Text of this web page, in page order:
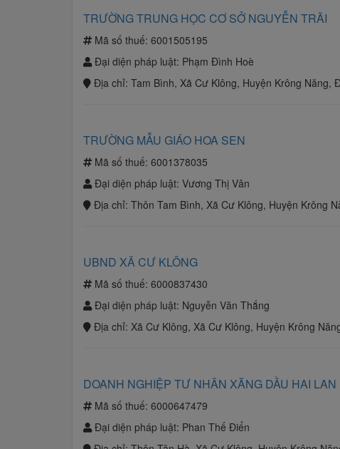
TRƯỜNG TRUNG HỌC CƠ SỞ NGUYỄN TRÃI
Mã số thuế: 6001505195
Đại diện pháp luật: Phạm Đình Hoè
Địa chỉ: Tam Bình, Xã Cư Klông, Huyện Krông Năng,
TRƯỜNG MẪU GIÁO HOA SEN
Mã số thuế: 6001378035
Đại diện pháp luật: Vương Thị Vân
Địa chỉ: Thôn Tam Bình, Xã Cư Klông, Huyện Krông
UBND XÃ CƯ KLÔNG
Mã số thuế: 6000837430
Đại diện pháp luật: Nguyễn Văn Thắng
Địa chỉ: Xã Cư Klông, Xã Cư Klông, Huyện Krông
DOANH NGHIỆP TƯ NHÂN XĂNG DẦU HAI LAN
Mã số thuế: 6000647479
Đại diện pháp luật: Phan Thế Điển